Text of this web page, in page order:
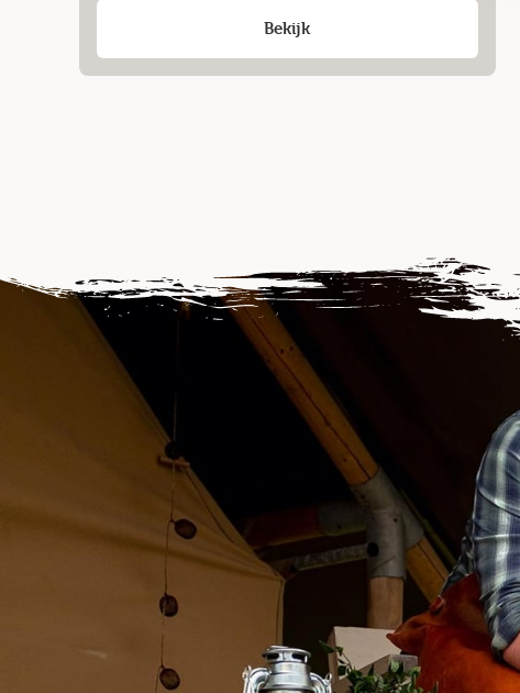
Bekijk